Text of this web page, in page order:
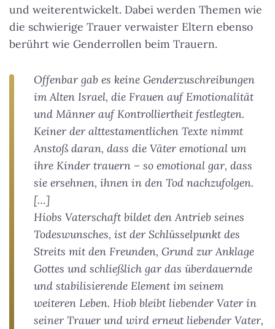
und weiterentwickelt. Dabei werden Themen wie
die schwierige Trauer verwaister Eltern ebenso
berührt wie Genderrollen beim Trauern.
Offenbar gab es keine Genderzuschreibungen
im Alten Israel, die Frauen auf Emotionalität
und Männer auf Kontrolliertheit festlegten.
Keiner der alttestamentlichen Texte nimmt
Anstoß daran, dass die Väter emotional um
ihre Kinder trauern – so emotional gar, dass
sie ersehnen, ihnen in den Tod nachzufolgen.
[…]
Hiobs Vaterschaft bildet den Antrieb seines
Todeswunsches, ist der Schlüsselpunkt des
Streits mit den Freunden, Grund zur Anklage
Gottes und schließlich gar das überdauernde
und stabilisierende Element im seinem
weiteren Leben. Hiob bleibt liebender Vater in
seiner Trauer und wird erneut liebender Vater,